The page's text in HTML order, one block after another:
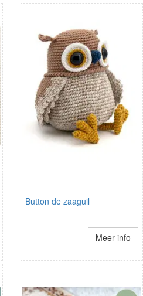
Button de zaaguil
Meer info